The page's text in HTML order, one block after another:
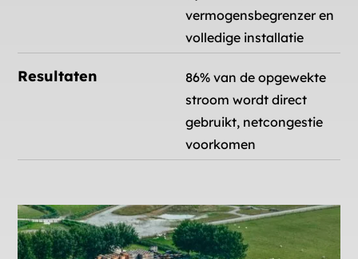
vermogensbegrenzer en
volledige installatie
Resultaten
86% van de opgewekte
stroom wordt direct
gebruikt, netcongestie
voorkomen